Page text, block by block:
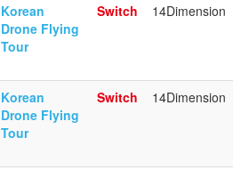
Korean
Drone Flying
Tour
Switch 14Dimension
Korean
Drone Flying
Tour
Switch 14Dimension